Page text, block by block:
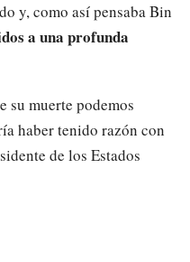
y, como así pensaba Bin
a una profunda
su muerte podemos
haber tenido razón con
de los Estados